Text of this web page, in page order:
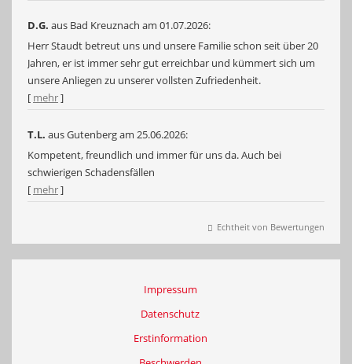
D.G. aus Bad Kreuznach am 01.07.2026:
Herr Staudt betreut uns und unsere Familie schon seit über 20
Jahren, er ist immer sehr gut erreichbar und kümmert sich um
unsere Anliegen zu unserer vollsten Zufriedenheit.
[ mehr]
T.L. aus Gutenbergam 25.06.2026:
Kompetent, freundlich und immer für uns da. Auch bei
schwierigen Schadensfällen
[ mehr]
Echtheit von Bewertungen
Impressum
Datenschutz
Erstinformation